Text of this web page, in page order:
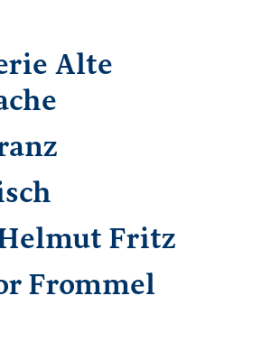
Alte
Fritz
Frommel